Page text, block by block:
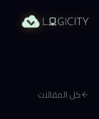
كل المقالات